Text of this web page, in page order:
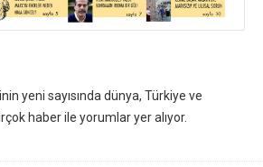
yeni sayısında dünya, Türkiye ve
haber ile yorumlar yer alıyor.